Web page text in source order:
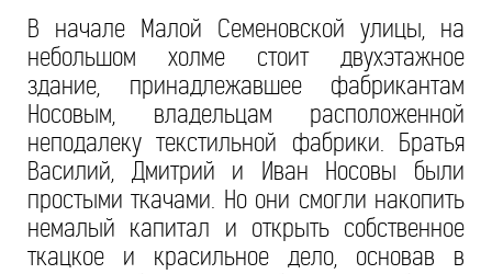
В начале Малой Семеновской улицы, на
небольшом холме стоит двухэтажное
здание, принадлежавшее фабрикантам
Носовым, владельцам расположенной
неподалеку текстильной фабрики. Братья
Василий, Дмитрий и Иван Носовы были
простыми ткачами. Но они смогли накопить
немалый капитал и открыть собственное
ткацкое и красильное дело, основав в